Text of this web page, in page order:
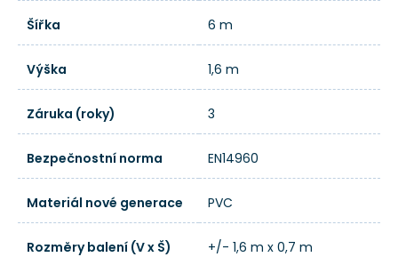
Šířka 6 m
Výška 1,6 m
Záruka (roky) 3
Bezpečnostní norma EN14960
Materiál nové generace PVC
Rozměry balení (V x Š) +/- 1,6 m x 0,7 m